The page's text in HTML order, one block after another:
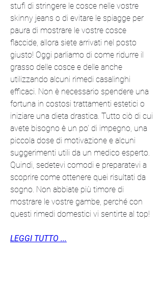
stufi di stringere le cosce nelle vostre
skinny jeans o di evitare le spiagge per
paura di mostrare le vostre cosce
flaccide, allora siete arrivati ​​nel posto
giusto! Oggi parliamo di come ridurre il
grasso delle cosce e delle anche
utilizzando alcuni rimedi casalinghi
efficaci. Non è necessario spendere una
fortuna in costosi trattamenti estetici o
iniziare una dieta drastica. Tutto ciò di cui
avete bisogno è un po' di impegno, una
piccola dose di motivazione e alcuni
suggerimenti utili da un medico esperto.
Quindi, sedetevi comodi e preparatevi a
scoprire come ottenere quei risultati da
sogno. Non abbiate più timore di
mostrare le vostre gambe, perché con
questi rimedi domestici vi sentirte al top!
LEGGI TUTTO ...